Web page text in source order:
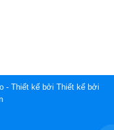
- Thiết kế bởi Thiết kế bởi